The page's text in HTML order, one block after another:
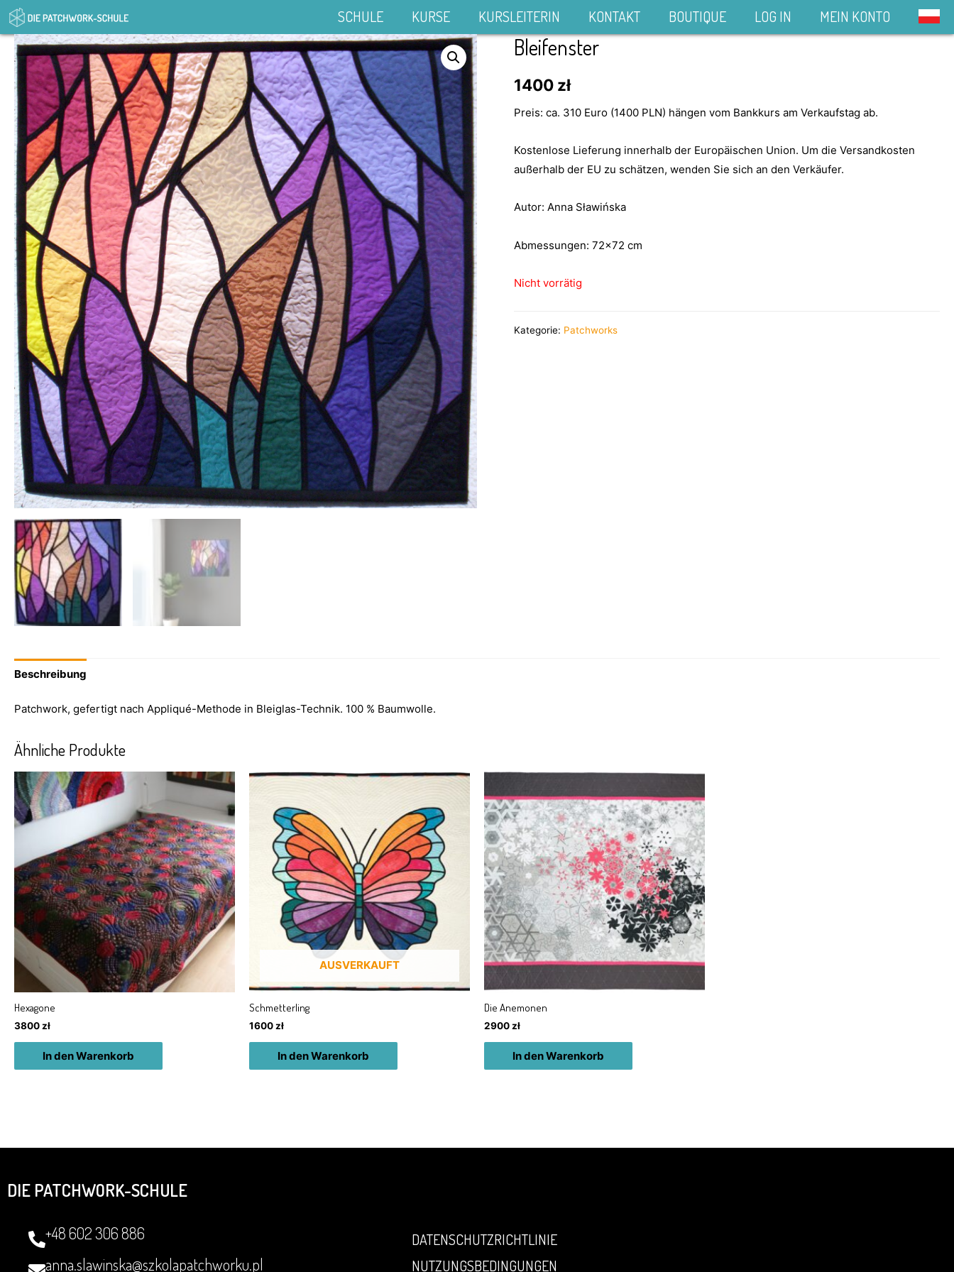
SCHULE KURSE KURSLEITERIN KONTAKT BOUTIQUE LOG IN MEIN KONTO
Bleifenster
1400 zł
Preis: ca. 310 Euro (1400 PLN) hängen vom Bankkurs am Verkaufstag ab.
Kostenlose Lieferung innerhalb der Europäischen Union. Um die Versandkosten
außerhalb der EU zu schätzen, wenden Sie sich an den Verkäufer.
Autor: Anna Sławińska
Abmessungen: 72×72 cm
Nicht vorrätig
Kategorie: Patchworks
Beschreibung
Patchwork, gefertigt nach Appliqué-Methode in Bleiglas-Technik. 100 % Baumwolle.
Ähnliche Produkte
Hexagone
3800zł
In den Warenkorb
AUSVERKAUFT
Schmetterling
1600zł
In den Warenkorb
Die Anemonen
2900zł
In den Warenkorb
DIE PATCHWORK-SCHULE
+48 602 306 886
anna.slawinska@szkolapatchworku.pl
DATENSCHUTZRICHTLINIE
NUTZUNGSBEDINGUNGEN